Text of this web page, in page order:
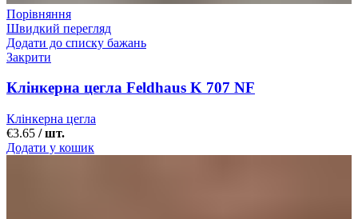
Порівняння
Швидкий перегляд
Додати до списку бажань
Закрити
Клінкерна цегла Feldhaus K 707 NF
Клінкерна цегла
€3.65 / шт.
Додати у кошик